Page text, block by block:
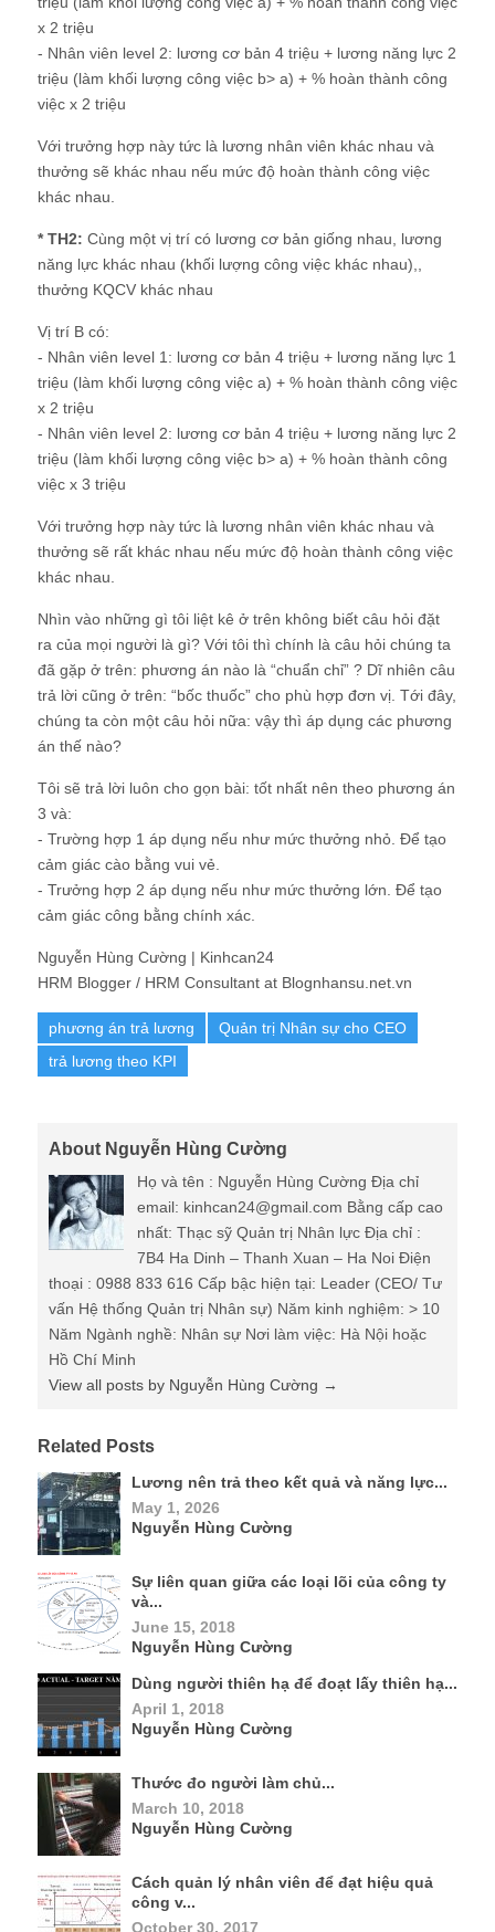
x 2 triệu
- Nhân viên level 2: lương cơ bản 4 triệu + lương năng lực 2
triệu (làm khối lượng công việc b> a) + % hoàn thành công
việc x 2 triệu
Với trưởng hợp này tức là lương nhân viên khác nhau và
thưởng sẽ khác nhau nếu mức độ hoàn thành công việc
khác nhau.
* TH2: Cùng một vị trí có lương cơ bản giống nhau, lương
năng lực khác nhau (khối lượng công việc khác nhau),,
thưởng KQCV khác nhau
Vị trí B có:
- Nhân viên level 1: lương cơ bản 4 triệu + lương năng lực 1
triệu (làm khối lượng công việc a) + % hoàn thành công việc
x 2 triệu
- Nhân viên level 2: lương cơ bản 4 triệu + lương năng lực 2
triệu (làm khối lượng công việc b> a) + % hoàn thành công
việc x 3 triệu
Với trưởng hợp này tức là lương nhân viên khác nhau và
thưởng sẽ rất khác nhau nếu mức độ hoàn thành công việc
khác nhau.
Nhìn vào những gì tôi liệt kê ở trên không biết câu hỏi đặt
ra của mọi người là gì? Với tôi thì chính là câu hỏi chúng ta
đã gặp ở trên: phương án nào là “chuẩn chỉ” ? Dĩ nhiên câu
trả lời cũng ở trên: “bốc thuốc” cho phù hợp đơn vị. Tới đây,
chúng ta còn một câu hỏi nữa: vậy thì áp dụng các phương
án thế nào?
Tôi sẽ trả lời luôn cho gọn bài: tốt nhất nên theo phương án
3 và:
- Trường hợp 1 áp dụng nếu như mức thưởng nhỏ. Để tạo
cảm giác cào bằng vui vẻ.
- Trưởng hợp 2 áp dụng nếu như mức thưởng lớn. Để tạo
cảm giác công bằng chính xác.
Nguyễn Hùng Cường | Kinhcan24
HRM Blogger / HRM Consultant at Blognhansu.net.vn
phương án trả lương
Quản trị Nhân sự cho CEO
trả lương theo KPI
About Nguyễn Hùng Cường
Họ và tên : Nguyễn Hùng Cường Địa chỉ
email: kinhcan24@gmail.com Bằng cấp cao
nhất: Thạc sỹ Quản trị Nhân lực Địa chỉ :
7B4 Ha Dinh – Thanh Xuan – Ha Noi Điện
thoại : 0988 833 616 Cấp bậc hiện tại: Leader (CEO/ Tư
vấn Hệ thống Quản trị Nhân sự) Năm kinh nghiệm: > 10
Năm Ngành nghề: Nhân sự Nơi làm việc: Hà Nội hoặc
Hồ Chí Minh
View all posts by Nguyễn Hùng Cường →
Related Posts
Lương nên trả theo kết quả và năng lực...
May 1, 2026
Nguyễn Hùng Cường
Sự liên quan giữa các loại lõi của công ty
và...
June 15, 2018
Nguyễn Hùng Cường
Dùng người thiên hạ để đoạt lấy thiên hạ...
April 1, 2018
Nguyễn Hùng Cường
Thước đo người làm chủ...
March 10, 2018
Nguyễn Hùng Cường
Cách quản lý nhân viên để đạt hiệu quả
công v...
October 30, 2017